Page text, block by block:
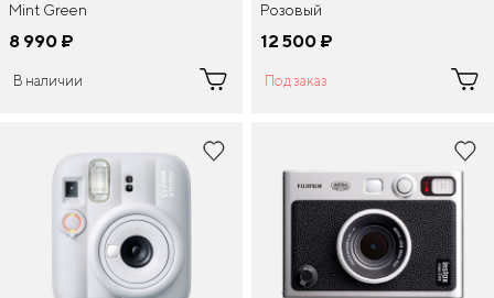
Mint Green
8 990 ¤
В наличии
Розовый
12 500 ¤
Под заказ